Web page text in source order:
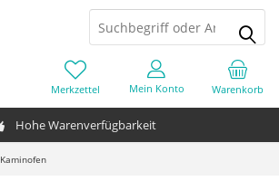
Hohe Warenverfügbarkeit
Warenkorb
Merkzettel Mein Konto
Kaminofen